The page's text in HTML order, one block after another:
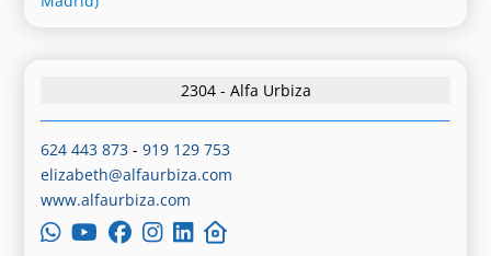
2304 - Alfa Urbiza
624 443 873 -919 129 753
elizabeth@alfaurbiza.com
www.alfaurbiza.com